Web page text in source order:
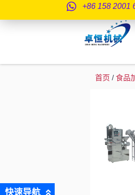
至
+86 158 2001
首页 / 食品
快速导航